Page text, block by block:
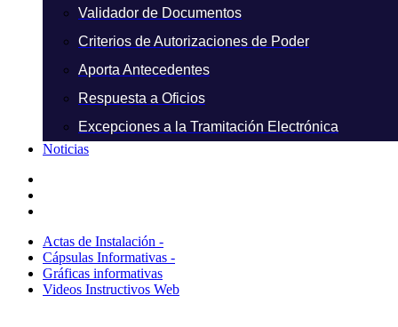
Validador de Documentos
Criterios de Autorizaciones de Poder
Aporta Antecedentes
Respuesta a Oficios
Excepciones a la Tramitación Electrónica
Noticias
Actas de Instalación -
Cápsulas Informativas -
Gráficas informativas
Videos Instructivos Web